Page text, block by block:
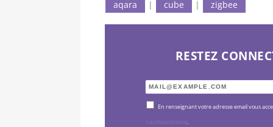
aqara | cube | zigbee
RESTEZ
En renseignant votre adresse email vous
.